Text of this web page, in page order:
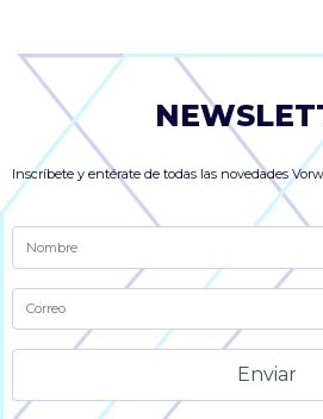
Inscríbete y entérate de todas las novedades